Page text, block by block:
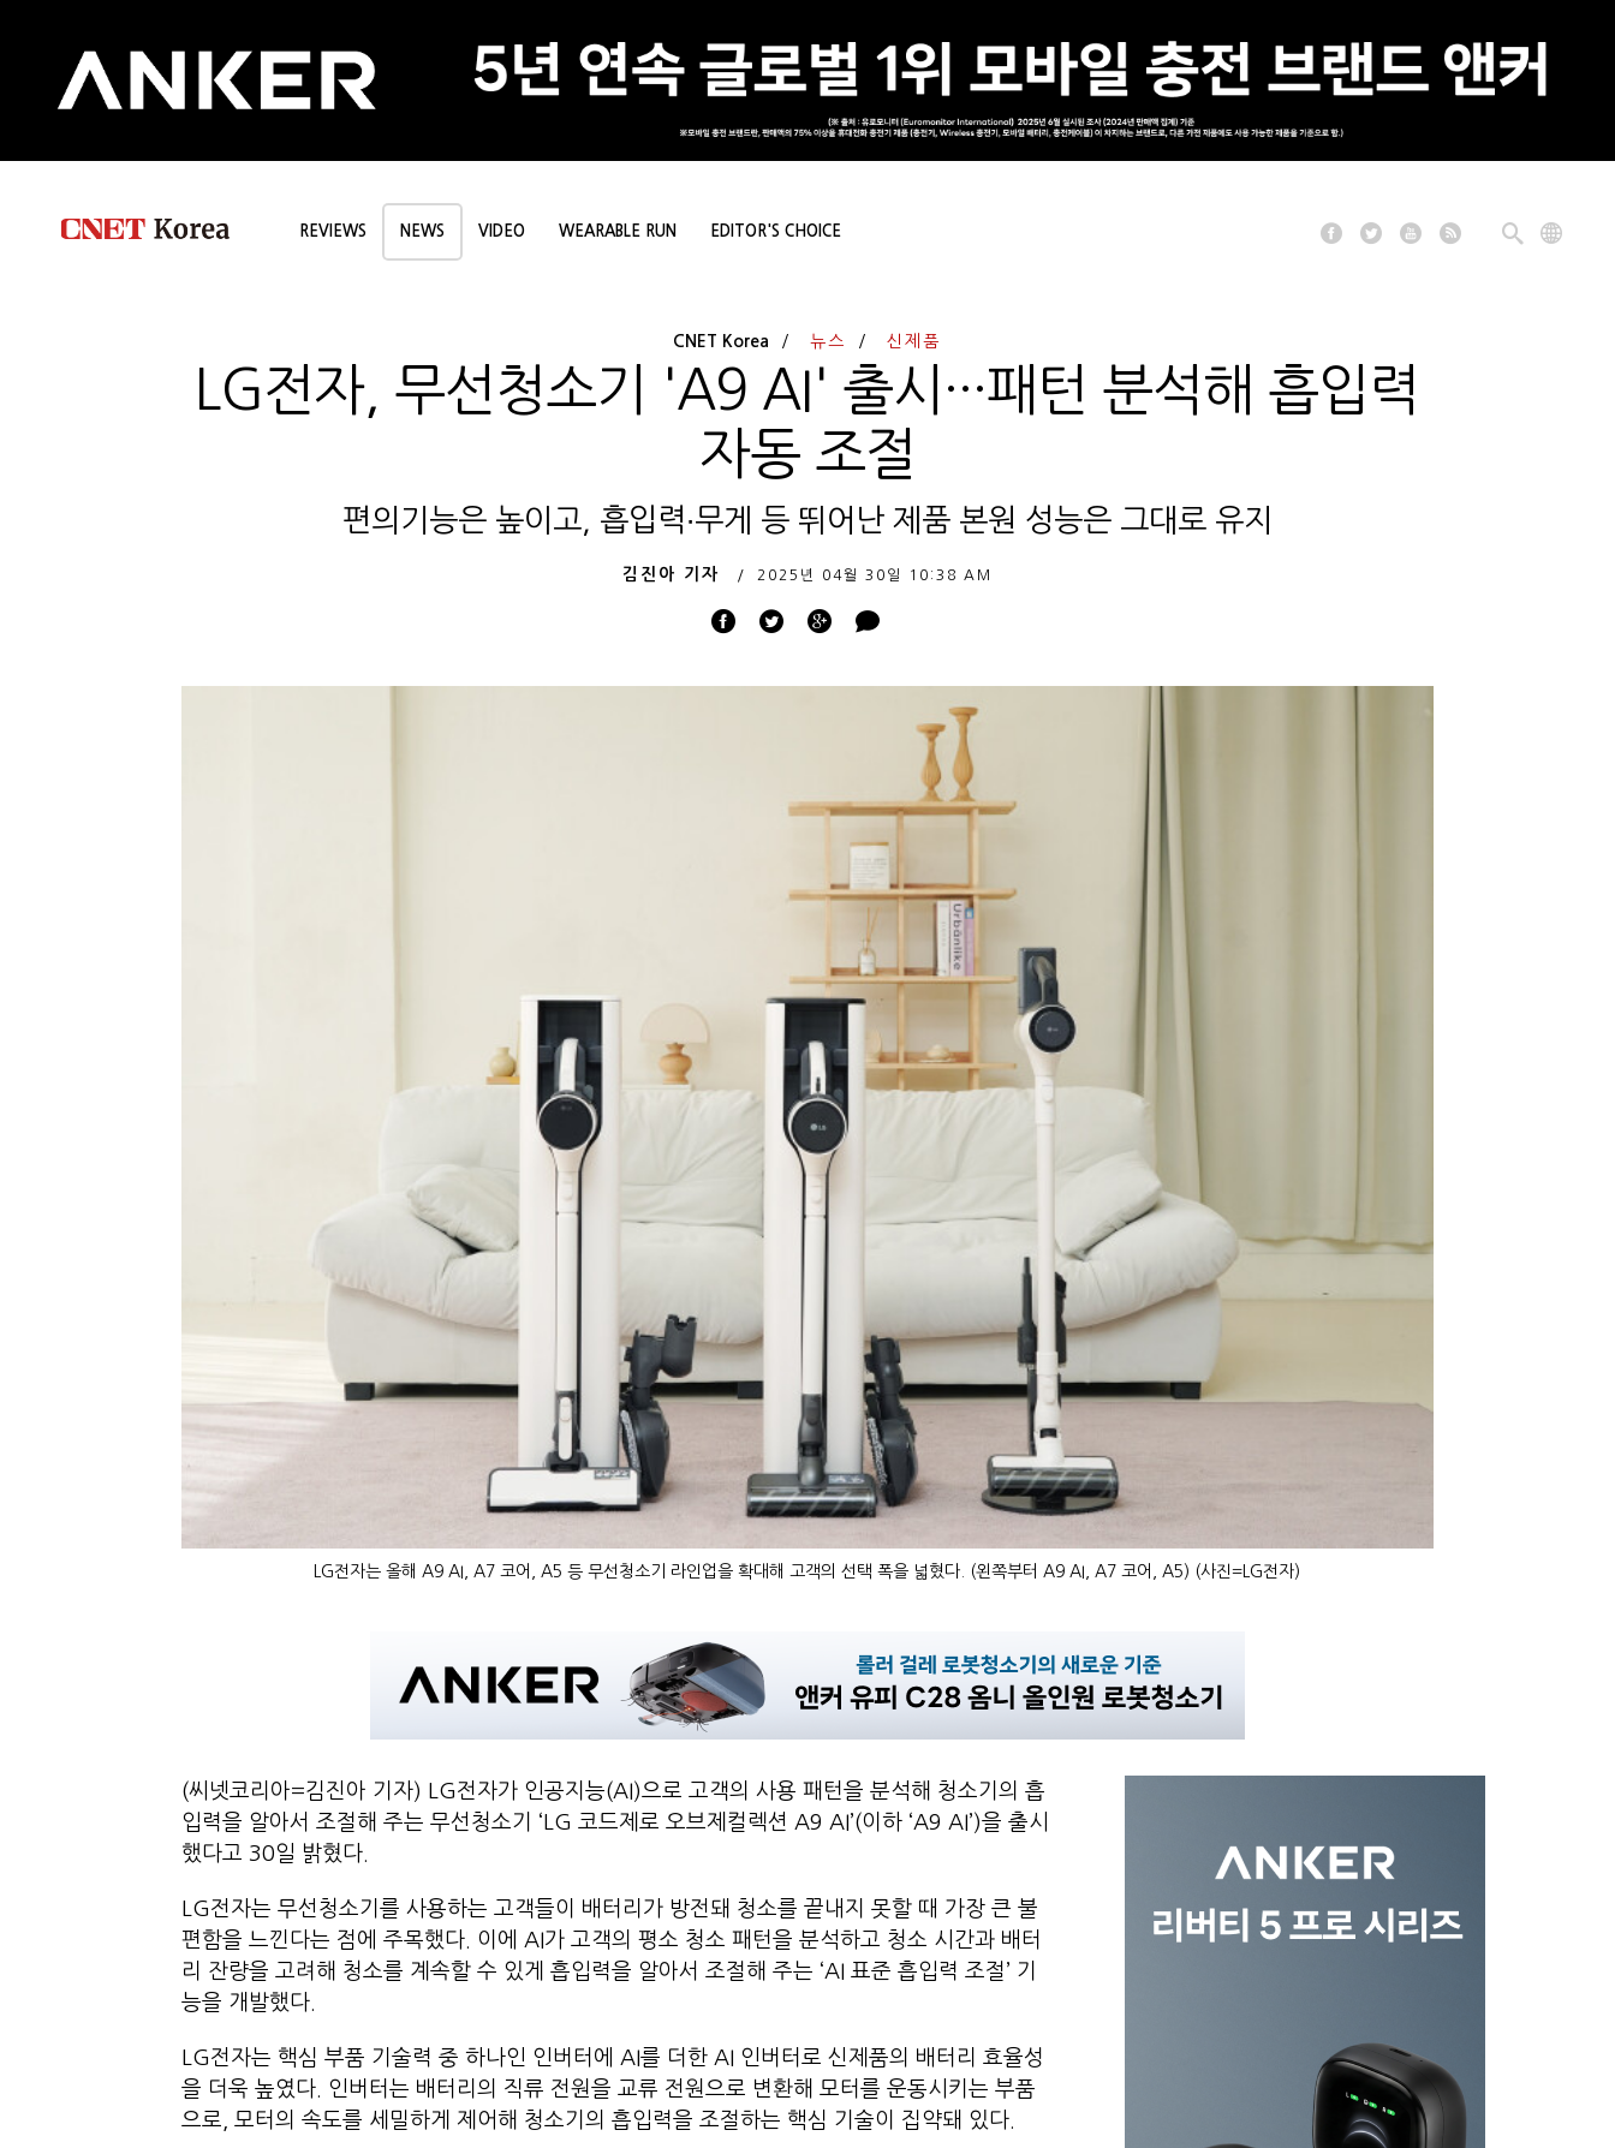
REVIEWS NEWS VIDEO WEARABLE RUN EDITOR'S CHOICE
CNET Korea 뉴스 신제품
LG전자, 무선청소기 'A9 AI' 출시···패턴 분석해 흡입력
자동 조절
편의기능은 높이고, 흡입력∙무게 등 뛰어난 제품 본원 성능은 그대로 유지
김진아 기자 2025년 04월 30일 10:38 AM
LG전자는 올해 A9 AI, A7 코어, A5 등 무선청소기 라인업을 확대해 고객의 선택 폭을 넓혔다. (왼쪽부터 A9 AI, A7 코어, A5) (사진=LG전자)
(씨넷코리아=김진아 기자) LG전자가 인공지능(AI)으로 고객의 사용 패턴을 분석해 청소기의 흡
입력을 알아서 조절해 주는 무선청소기 ‘LG 코드제로 오브제컬렉션 A9 AI’(이하 ‘A9 AI’)을 출시
했다고 30일 밝혔다.
LG전자는 무선청소기를 사용하는 고객들이 배터리가 방전돼 청소를 끝내지 못할 때 가장 큰 불
편함을 느낀다는 점에 주목했다. 이에 AI가 고객의 평소 청소 패턴을 분석하고 청소 시간과 배터
리 잔량을 고려해 청소를 계속할 수 있게 흡입력을 알아서 조절해 주는 ‘AI 표준 흡입력 조절’ 기
능을 개발했다.
LG전자는 핵심 부품 기술력 중 하나인 인버터에 AI를 더한 AI 인버터로 신제품의 배터리 효율성
을 더욱 높였다. 인버터는 배터리의 직류 전원을 교류 전원으로 변환해 모터를 운동시키는 부품
으로, 모터의 속도를 세밀하게 제어해 청소기의 흡입력을 조절하는 핵심 기술이 집약돼 있다.